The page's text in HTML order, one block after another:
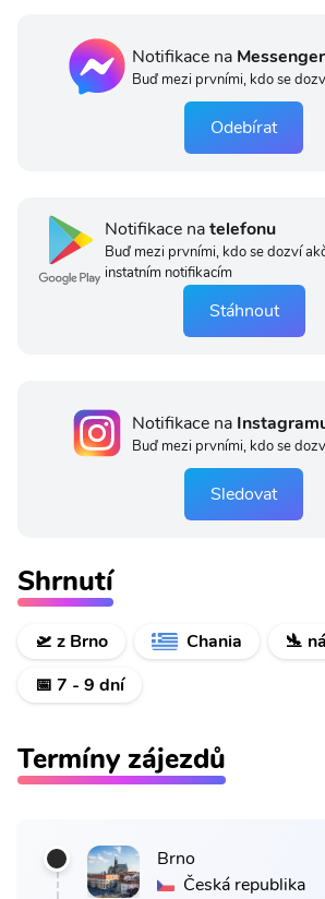
Notifikace na
Buď mezi prvními, kdo se
Odebírat
Notifikace natelefonu
Buď mezi prvními, kdo se dozví
instatním notifikacím
Stáhnout
Notifikace na
Buď mezi prvními, kdo se
Sledovat
Shrnutí
🛫 z Brno Chania
🛬
📅 7 - 9 dní
Termíny zájezdů
Brno
Česká republika